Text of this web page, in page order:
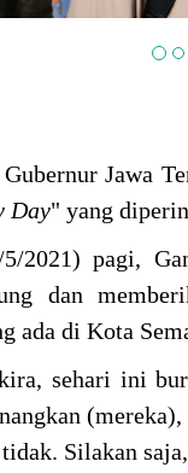
Jawa
Day" yang
5/2021) pagi,
dan
ada di Kota
sehari ini
Silakan